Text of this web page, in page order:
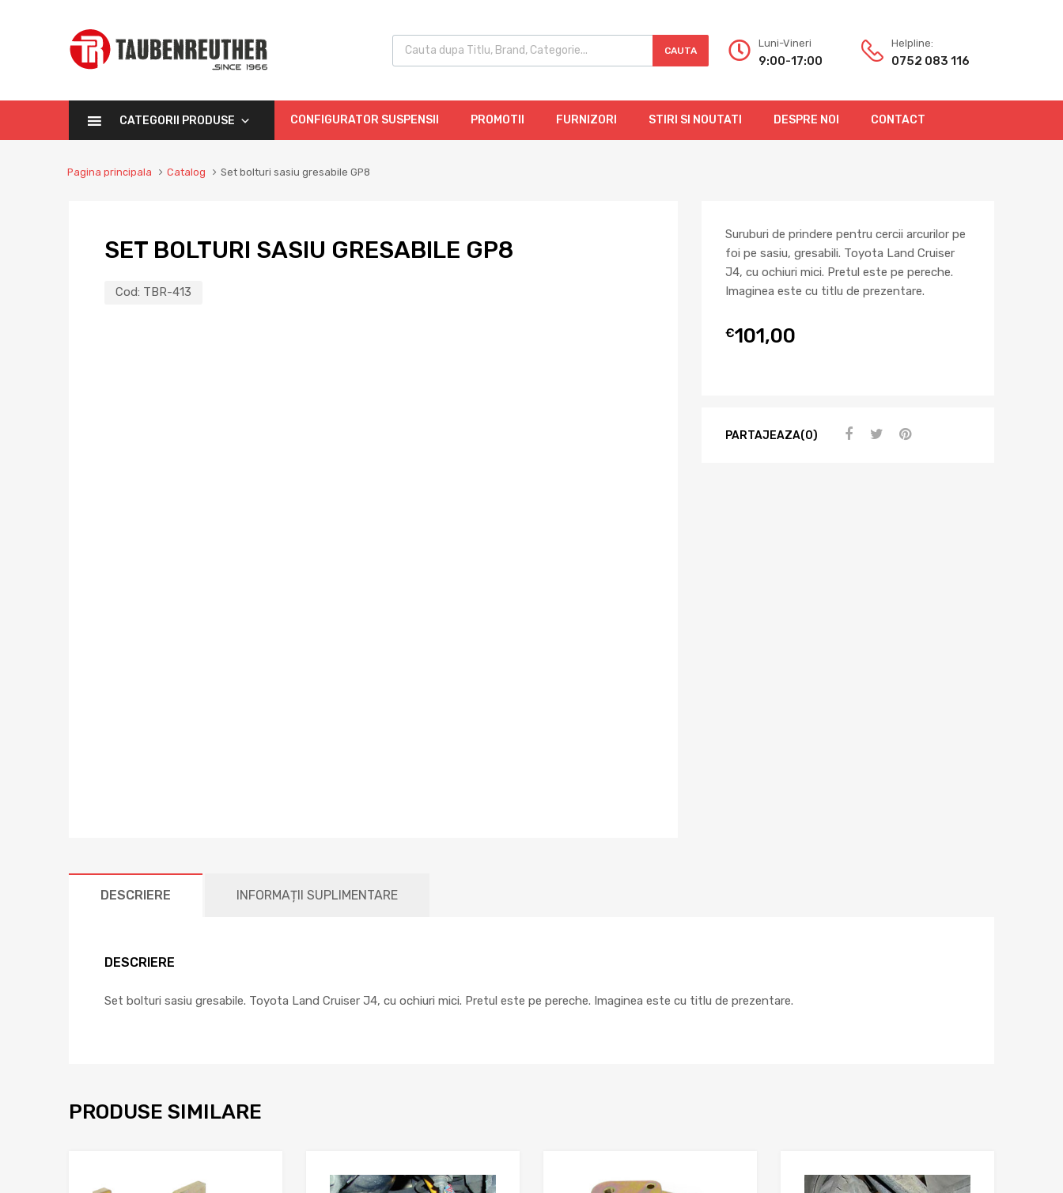
CAUTA
Luni-Vineri
9:00-17:00
Helpline:
0752 083 116
CATEGORII PRODUSE CONFIGURATOR SUSPENSII PROMOTII FURNIZORI STIRI SI NOUTATI DESPRE NOI CONTACT
Pagina principala Catalog Set bolturi sasiu gresabile GP8
SET BOLTURI SASIU GRESABILE GP8
Cod: TBR-413
Suruburi de prindere pentru cercii arcurilor pe
foi pe sasiu, gresabili. Toyota Land Cruiser
J4, cu ochiuri mici. Pretul este pe pereche.
Imaginea este cu titlu de prezentare.
€101,00
PARTAJEAZA(0)
DESCRIERE INFORMAȚII SUPLIMENTARE
DESCRIERE
Set bolturi sasiu gresabile. Toyota Land Cruiser J4, cu ochiuri mici. Pretul este pe pereche. Imaginea este cu titlu de prezentare.
PRODUSE SIMILARE